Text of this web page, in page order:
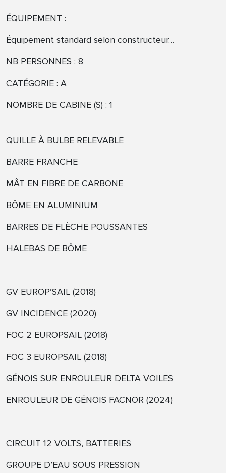
ÉQUIPEMENT :
Équipement standard selon constructeur…
NB PERSONNES : 8
CATÉGORIE : A
NOMBRE DE CABINE (S) : 1
QUILLE À BULBE RELEVABLE
BARRE FRANCHE
MÂT EN FIBRE DE CARBONE
BÔME EN ALUMINIUM
BARRES DE FLÈCHE POUSSANTES
HALEBAS DE BÔME
GV EUROP’SAIL (2018)
GV INCIDENCE (2020)
FOC 2 EUROPSAIL (2018)
FOC 3 EUROPSAIL (2018)
GÉNOIS SUR ENROULEUR DELTA VOILES
ENROULEUR DE GÉNOIS FACNOR (2024)
CIRCUIT 12 VOLTS, BATTERIES
GROUPE D’EAU SOUS PRESSION